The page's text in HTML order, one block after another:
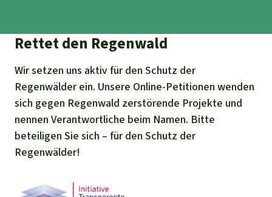
Rettet den Regenwald
Wir setzen uns aktiv für den Schutz der
Regenwälder ein. Unsere Online-Petitionen wenden
sich gegen Regenwald zerstörende Projekte und
nennen Verantwortliche beim Namen. Bitte
beteiligen Sie sich – für den Schutz der
Regenwälder!